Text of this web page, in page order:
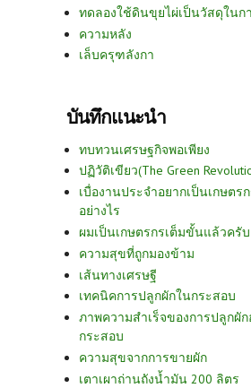
ทดลองใช้ดินขุยไผ่เป็นวัสดุในก
ความหลัง
เล็บครุฑลังกา
บันทึกแนะนำ
ทบทวนเศรษฐกิจพอเพียง
ปฏิวัติเขียว(The Green
เบื่องานประจำอยากเป็นเกษตร
อย่างไร
ผมเป็นเกษตรกรเต็มขั้นแล้วครับ
ความสุขที่ถูกมองข้าม
เส้นทางเศรษฐี
เทคนิคการปลูกผักในกระสอบ
ภาพความสำเร็จของการปลูกผัก
กระสอบ
ความสุขจากการขายผัก
เตาเผาถ่านถังน้ำมัน 200 ลิตร